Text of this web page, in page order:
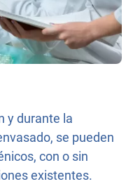
y durante la
se pueden
con o sin
existentes.